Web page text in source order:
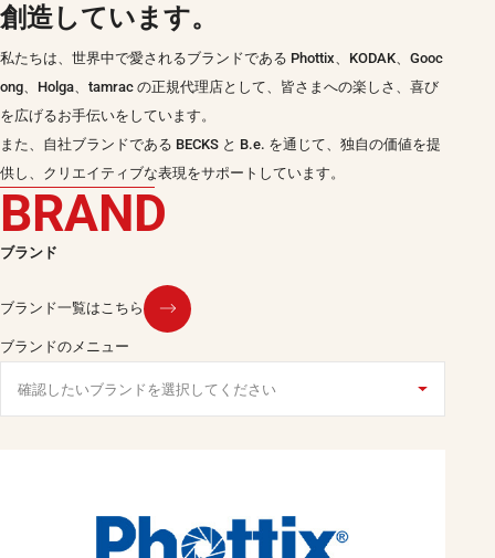
創造しています。
私たちは、世界中で愛されるブランドである Phottix、KODAK、Gooc
ong、Holga、tamrac の正規代理店として、皆さまへの楽しさ、喜び
を広げるお手伝いをしています。
また、自社ブランドである BECKS と B.e. を通じて、独自の価値を提
供し、クリエイティブな表現をサポートしています。
BRAND
ブランド
ブランド一覧はこちら
ブランドのメニュー